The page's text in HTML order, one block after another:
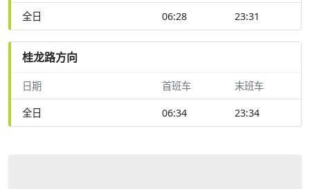
全日 06:28 23:31
桂龙路方向
日期 首班车 末班车
全日 06:34 23:34